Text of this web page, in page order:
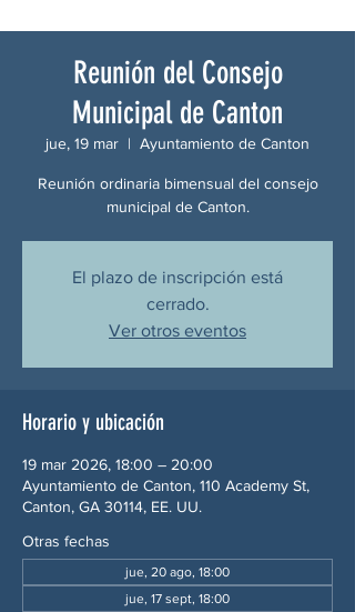
Reunión del Consejo
Municipal de Canton
jue, 19 mar
  |
Ayuntamiento de Canton
Reunión ordinaria bimensual del consejo
municipal de Canton.
El plazo de inscripción está
cerrado.
Ver otros eventos
Horario y ubicación
19 mar 2026, 18:00 – 20:00
Ayuntamiento de Canton, 110 Academy St,
Canton, GA 30114, EE. UU.
Otras fechas
jue, 20 ago, 18:00
jue, 17 sept, 18:00